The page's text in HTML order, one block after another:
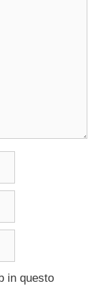
in questo